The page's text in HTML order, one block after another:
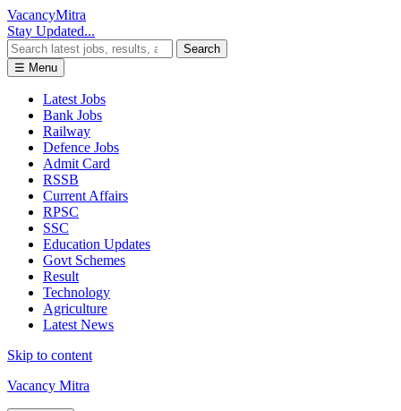
VacancyMitra
Stay Updated...
Search
☰ Menu
Latest Jobs
Bank Jobs
Railway
Defence Jobs
Admit Card
RSSB
Current Affairs
RPSC
SSC
Education Updates
Govt Schemes
Result
Technology
Agriculture
Latest News
Skip to content
Vacancy Mitra